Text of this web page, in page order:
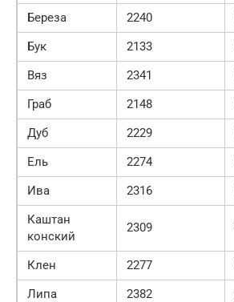
Береза
2240
Бук
2133
Вяз
2341
Граб
2148
Дуб
2229
Ель
2274
Ива
2316
Каштан
конский
2309
Клен 2277
Липа
2382